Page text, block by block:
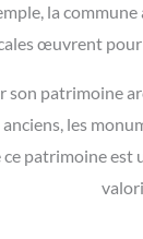
la
œuvrent
son
les
patrimoine